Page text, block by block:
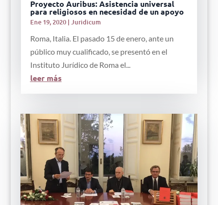
Proyecto Auribus: Asistencia universal
para religiosos en necesidad de un apoyo
Ene 19, 2020| Juridicum
Roma, Italia. El pasado 15 de enero, ante un
público muy cualificado, se presentó en el
Instituto Jurídico de Roma el...
leer más